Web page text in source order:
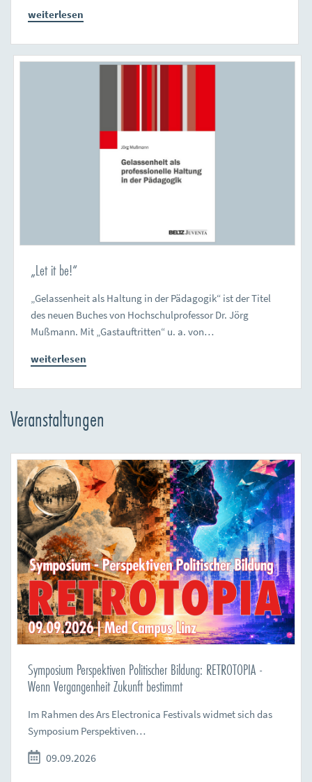
weiterlesen
„Let it be!“
„Gelassenheit als Haltung in der Pädagogik“ ist der Titel
des neuen Buches von Hochschulprofessor Dr. Jörg
Mußmann. Mit „Gastauftritten“ u. a. von…
weiterlesen
Veranstaltungen
Symposium Perspektiven Politischer Bildung: RETROTOPIA -
Wenn Vergangenheit Zukunft bestimmt
Im Rahmen des Ars Electronica Festivals widmet sich das
Symposium Perspektiven…
09.09.2026